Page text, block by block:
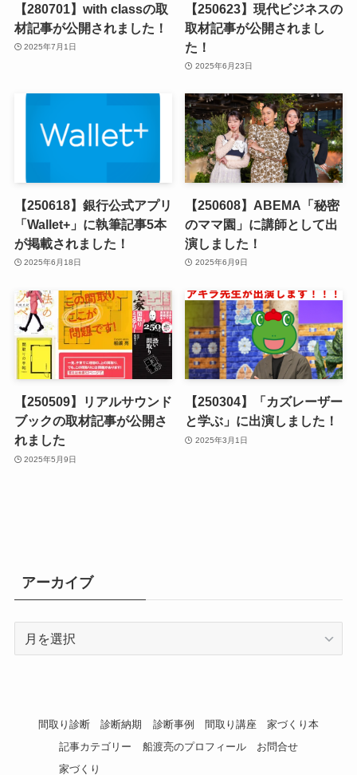
【280701】with classの取
材記事が公開されました！
2025年7月1日
【250623】現代ビジネスの
取材記事が公開されまし
た！
2025年6月23日
【250618】銀行公式アプリ
「Wallet+」に執筆記事5本
が掲載されました！
2025年6月18日
【250608】ABEMA「秘密
のママ園」に講師として出
演しました！
2025年6月9日
【250509】リアルサウンド
ブックの取材記事が公開さ
れました
2025年5月9日
【250304】「カズレーザー
と学ぶ」に出演しました！
2025年3月1日
アーカイブ
間取り診断 診断納期 診断事例 間取り講座
家づくり本
記事カテゴリー
家づくり
船渡亮のプロフィール お問合せ